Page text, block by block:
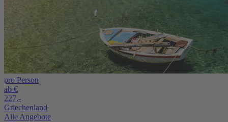
pro Person
ab €
227,-
Griechenland
Alle Angebote